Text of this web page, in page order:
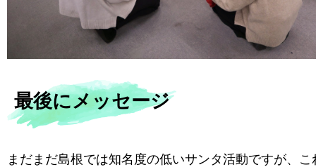
最後にメッセージ
まだまだ島根では知名度の低いサンタ活動ですが、こ